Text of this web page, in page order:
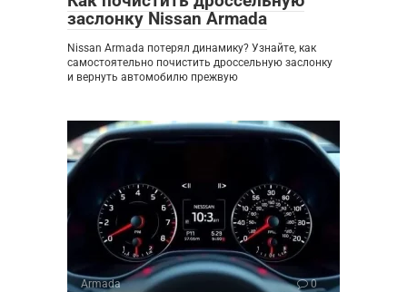
заслонку Nissan Armada
Nissan Armada потерял динамику? Узнайте, как
самостоятельно почистить дроссельную заслонку
и вернуть автомобилю прежвую
Armada 0